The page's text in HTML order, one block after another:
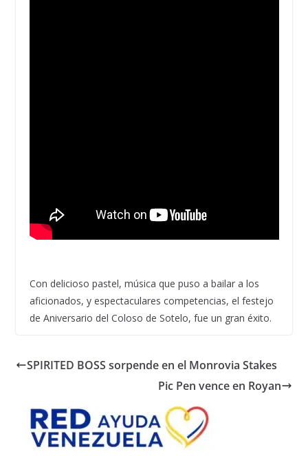
Con delicioso pastel, música que puso a bailar a los
aficionados, y espectaculares competencias, el festejo
de Aniversario del Coloso de Sotelo, fue un gran éxito.
SPIRITED BOSS sorpende en el Monrovia Stakes
Pic Pen vence en Royan